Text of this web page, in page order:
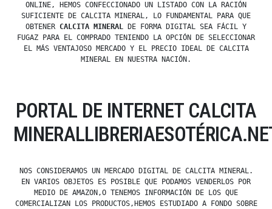
ONLINE, HEMOS CONFECCIONADO UN LISTADO CON LA RACIÓN
SUFICIENTE DE CALCITA MINERAL, LO FUNDAMENTAL PARA QUE
OBTENER CALCITA MINERAL DE FORMA DIGITAL SEA FÁCIL Y
FUGAZ PARA EL COMPRADO TENIENDO LA OPCIÓN DE SELECCIONAR
EL MÁS VENTAJOSO MERCADO Y EL PRECIO IDEAL DE CALCITA
MINERAL EN NUESTRA NACIÓN.
PORTAL DE INTERNET CALCITA
NOS CONSIDERAMOS UN MERCADO DIGITAL DE CALCITA MINERAL.
EN VARIOS OBJETOS ES POSIBLE QUE PODAMOS VENDERLOS POR
MEDIO DE AMAZON,O TENEMOS INFORMACIÓN DE LOS QUE
COMERCIALIZAN LOS PRODUCTOS,HEMOS ESTUDIADO A FONDO SOBRE